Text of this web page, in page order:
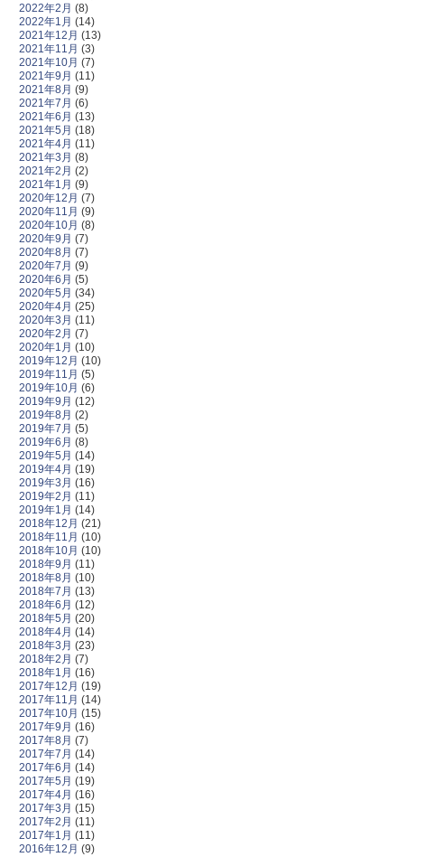
2022年2月 (8)
2022年1月 (14)
2021年12月 (13)
2021年11月 (3)
2021年10月 (7)
2021年9月 (11)
2021年8月 (9)
2021年7月 (6)
2021年6月 (13)
2021年5月 (18)
2021年4月 (11)
2021年3月 (8)
2021年2月 (2)
2021年1月 (9)
2020年12月 (7)
2020年11月 (9)
2020年10月 (8)
2020年9月 (7)
2020年8月 (7)
2020年7月 (9)
2020年6月 (5)
2020年5月 (34)
2020年4月 (25)
2020年3月 (11)
2020年2月 (7)
2020年1月 (10)
2019年12月 (10)
2019年11月 (5)
2019年10月 (6)
2019年9月 (12)
2019年8月 (2)
2019年7月 (5)
2019年6月 (8)
2019年5月 (14)
2019年4月 (19)
2019年3月 (16)
2019年2月 (11)
2019年1月 (14)
2018年12月 (21)
2018年11月 (10)
2018年10月 (10)
2018年9月 (11)
2018年8月 (10)
2018年7月 (13)
2018年6月 (12)
2018年5月 (20)
2018年4月 (14)
2018年3月 (23)
2018年2月 (7)
2018年1月 (16)
2017年12月 (19)
2017年11月 (14)
2017年10月 (15)
2017年9月 (16)
2017年8月 (7)
2017年7月 (14)
2017年6月 (14)
2017年5月 (19)
2017年4月 (16)
2017年3月 (15)
2017年2月 (11)
2017年1月 (11)
2016年12月 (9)